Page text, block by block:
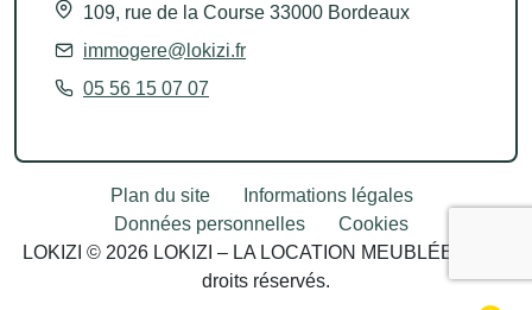
109, rue de la Course 33000 Bordeaux
immogere@lokizi.fr
05 56 15 07 07
Plan du site
Informations légales
Données personnelles
Cookies
LOKIZI © 2026 LOKIZI – LA LOCATION MEUBLÉE - Tous
droits réservés.